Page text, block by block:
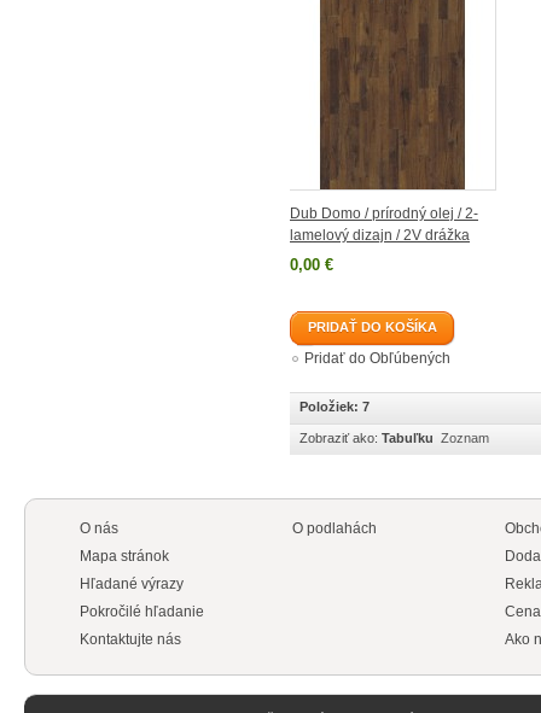
Dub Domo / prírodný olej / 2-
lamelový dizajn / 2V drážka
0,00 €
PRIDAŤ DO KOŠÍKA
Pridať do Obľúbených
Položiek: 7
Zobraziť ako: Tabuľku Zoznam
O nás
Mapa stránok
Hľadané výrazy
Pokročilé hľadanie
Kontaktujte nás
O podlahách
Ako